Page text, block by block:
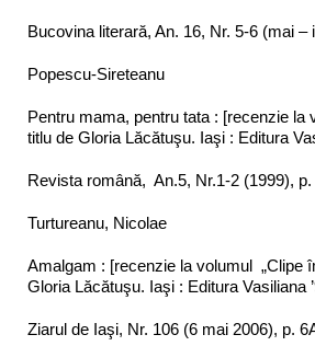
Bucovina literară, An. 16, Nr. 5-6 (mai –
Popescu-Sireteanu
Pentru mama, pentru tata : [recenzie la
titlu de Gloria Lăcătuşu. Iaşi : Editura
Revista română, An.5, Nr.1-2 (1999), p.
Turtureanu, Nicolae
Amalgam : [recenzie la volumul „Clipe
Gloria Lăcătuşu. Iaşi : Editura Vasiliana
Ziarul de Iaşi, Nr. 106 (6 mai 2006), p.